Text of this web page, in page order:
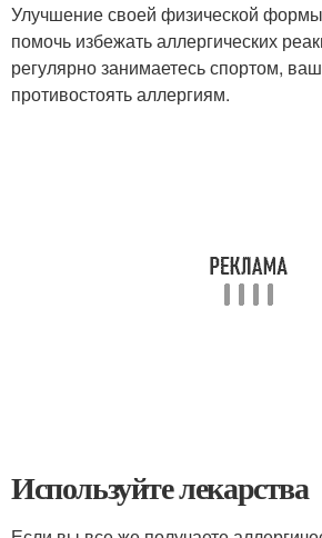
Улучшение своей физической
помочь избежать аллергических
регулярно занимаетесь спортом,
противостоять аллергиям.
Используйте лекарства